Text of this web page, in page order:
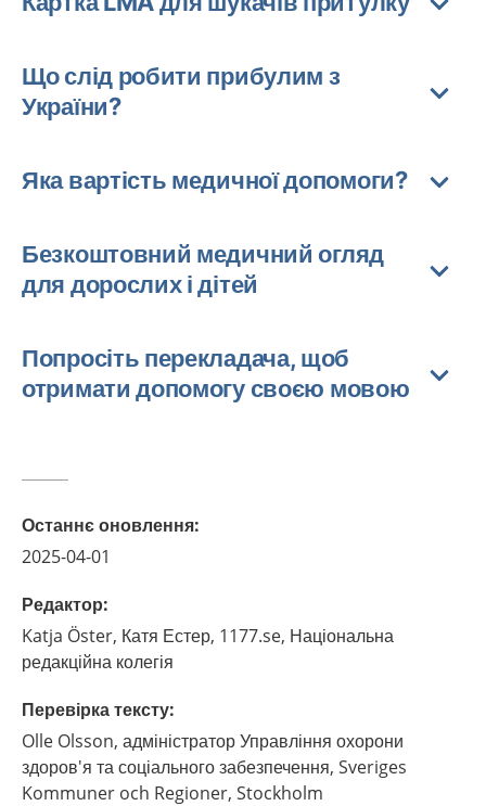
Що слід робити прибулим з
України?
Яка вартість медичної допомоги?
Безкоштовний медичний огляд
для дорослих і дітей
Попросіть перекладача, щоб
отримати допомогу своєю мовою
Останнє оновлення:
2025-04-01
Редактор:
Katja Öster, Катя Естер, 1177.se, Національна
редакційна колегія
Перевірка тексту:
Olle Olsson, адміністратор Управління охорони
здоров'я та соціального забезпечення, Sveriges
Kommuner och Regioner, Stockholm